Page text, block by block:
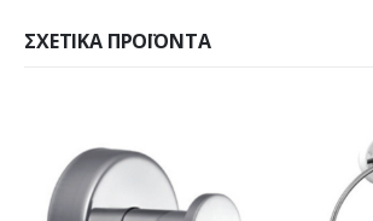
ΣΧΕΤΙΚΆ ΠΡΟΪΌΝΤΑ